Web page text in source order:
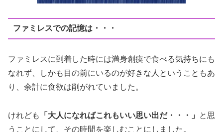
ファミレスでの記憶は・・・
ファミレスに到着した時には満身創痍で食べる気持ちにも
なれず、しかも目の前にいるのが好きな人ということもあ
り、余計に食欲は削がれていました。
けれども 「大人になればこれもいい思い出だ・・・」
と思
うことにして、その時間を楽しむことにしました。